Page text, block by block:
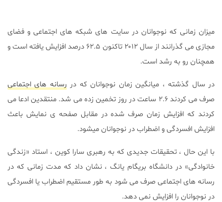
میزان زمانی که نوجوانان در سایت های شبکه های اجتماعی و فضای
مجازی می گذرانند از سال ۲۰۱۲ تاکنون ۶۲.۵ درصد افزایش یافته است و
همچنان رو به رشد است.
در سال گذشته ، میانگین زمان نوجوانان که در رسانه های اجتماعی
صرف می کردند ۲.۶ ساعت در روز تخمین زده می شد. منتقدین ادعا می
كردند كه افزایش زمان صرف شده در مقابل صفحه ی نمایش باعث
افزایش افسردگی و اضطراب در نوجوانان میشود.
با این حال ، تحقیقات جدیدی که به رهبری سارا کوین ، استاد «زندگی
خانوادگی» در دانشگاه بریگام یانگ ، نشان داد که مدت زمانی که در
رسانه های اجتماعی صرف می شود به طور مستقیم اضطراب یا افسردگی
در نوجوانان را افزایش نمی دهد.